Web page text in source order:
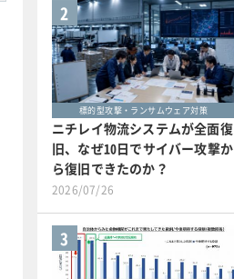
2
標的型攻撃・ランサムウェア対策
ニチレイ物流システムが全面復
旧、なぜ10日でサイバー攻撃か
ら復旧できたのか？
2026/07/26
3